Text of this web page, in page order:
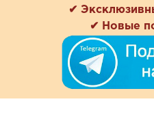
✔
✔ Новые